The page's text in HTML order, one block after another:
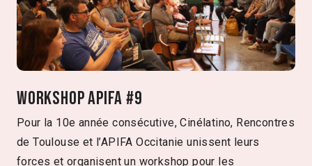
Workshop APIFA #9
Pour la 10e année consécutive, Cinélatino, Rencontres
de Toulouse et l’APIFA Occitanie unissent leurs
forces et organisent un workshop pour les